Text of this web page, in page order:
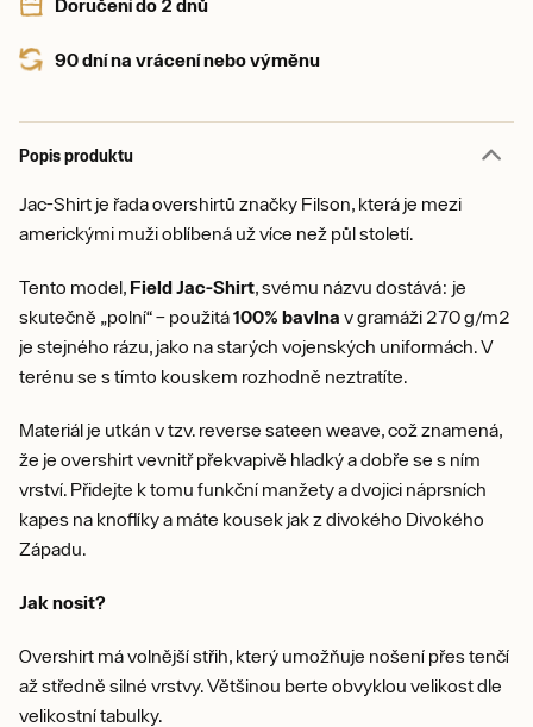
Doručení do 2 dnů
90 dní na vrácení nebo výměnu
Popis produktu
Jac-Shirt je řada overshirtů značky Filson, která je mezi
americkými muži oblíbená už více než půl století.
Tento model, Field Jac-Shirt, svému názvu dostává: je
skutečně „polní“ – použitá100% bavlna v gramáži 270 g/m2
je stejného rázu, jako na starých vojenských uniformách. V
terénu se s tímto kouskem rozhodně neztratíte.
Materiál je utkán v tzv. reverse sateen weave, což znamená,
že je overshirt vevnitř překvapivě hladký a dobře se s ním
vrství. Přidejte k tomu funkční manžety a dvojici náprsních
kapes na knoflíky a máte kousek jak z divokého Divokého
Západu.
Jak nosit?
Overshirt má volnější střih, který umožňuje nošení přes tenčí
až středně silné vrstvy. Většinou berte obvyklou velikost dle
velikostní tabulky.